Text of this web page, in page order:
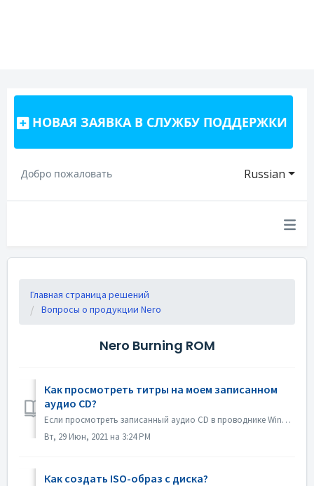
НОВАЯ ЗАЯВКА В СЛУЖБУ ПОДДЕРЖКИ
Russian
Добро пожаловать
Главная страница решений
Вопросы о продукции Nero
Nero Burning ROM
Как просмотреть титры на моем записанном
аудио CD?
Если просмотреть записанный аудио CD в проводнике Windows, он будет отображаться как дорожка 01, дорожка 02. Это соответствует ожиданиям: Если воспроизве...
Вт, 29 Июн, 2021 на 3:24 PM
Как создать ISO-образ с диска?